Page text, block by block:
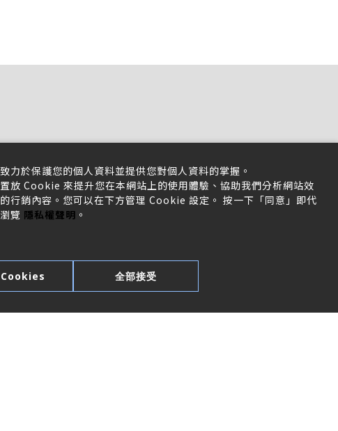
力於保護您的個人資料並提供您對個人資料的掌握。
放 Cookie 來提升您在本網站上的使用體驗、協助我們分析網站效
行銷內容。您可以在下方管理 Cookie 設定。 按一下「同意」即代
覽 隱私權聲明 。
全部接受